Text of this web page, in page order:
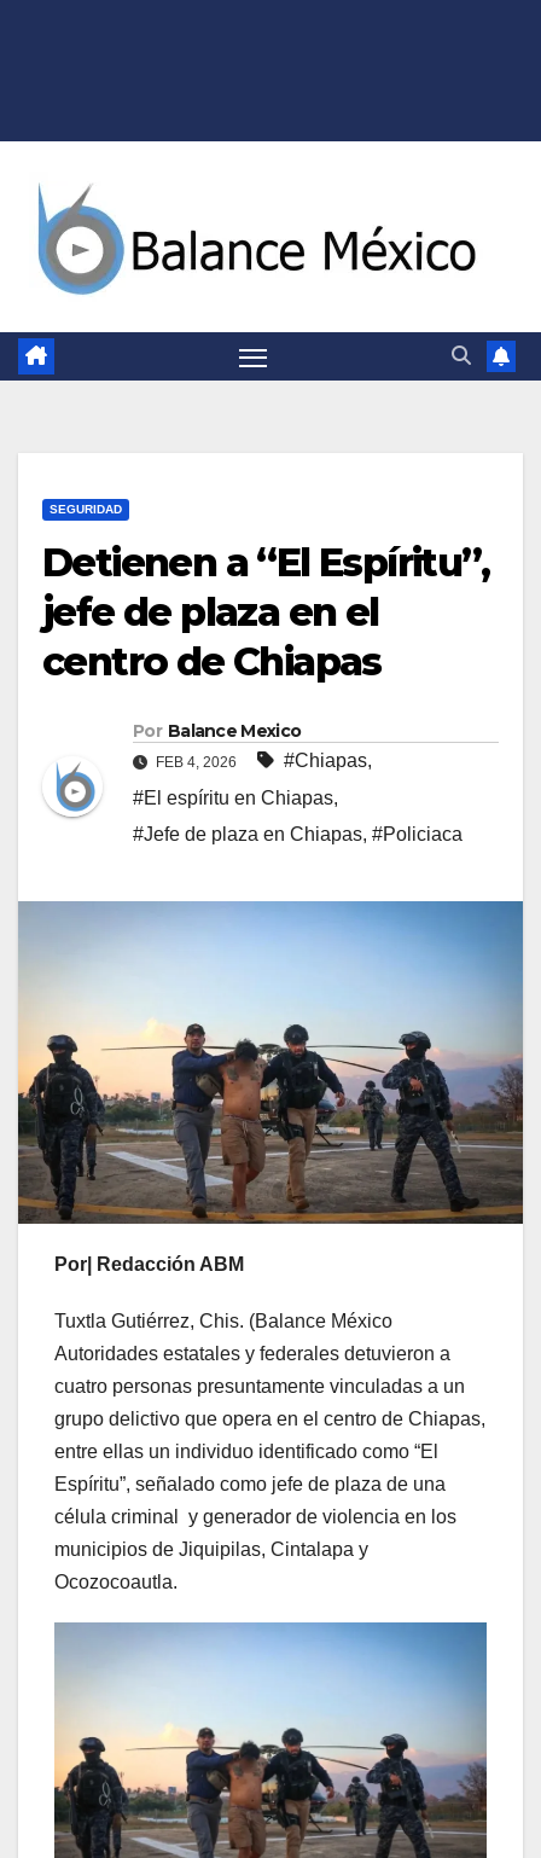
SEGURIDAD
Detienen a “El Espíritu”,
jefe de plaza en el
centro de Chiapas
Por Balance Mexico
FEB 4, 2026 #Chiapas,
#El espíritu en Chiapas,
#Jefe de plaza en Chiapas, #Policiaca
Por| Redacción ABM
Tuxtla Gutiérrez, Chis. (Balance México
Autoridades estatales y federales detuvieron a
cuatro personas presuntamente vinculadas a un
grupo delictivo que opera en el centro de Chiapas,
entre ellas un individuo identificado como “El
Espíritu”, señalado como jefe de plaza de una
célula criminal y generador de violencia en los
municipios de Jiquipilas, Cintalapa y
Ocozocoautla.